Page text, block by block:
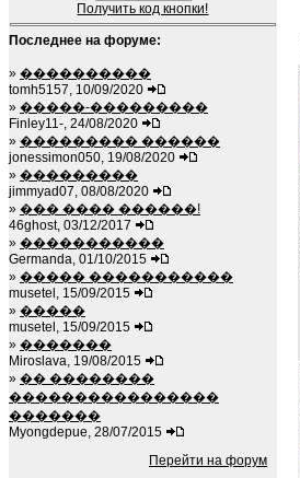
Получить код кнопки!
Последнее на форуме:
» ����������
tomh5157, 10/09/2020
» �����-���������
Finley11-, 24/08/2020
» ��������� ������
jonessimon050, 19/08/2020
» ���������
jimmyad07, 08/08/2020
» ��� ���� ������!
46ghost, 03/12/2017
» �����������
Germanda, 01/10/2015
» ����� �����������
musetel, 15/09/2015
» �����
musetel, 15/09/2015
» �������
Miroslava, 19/08/2015
» �� ��������
����������������
�������
Myongdepue, 28/07/2015
Перейти на форум